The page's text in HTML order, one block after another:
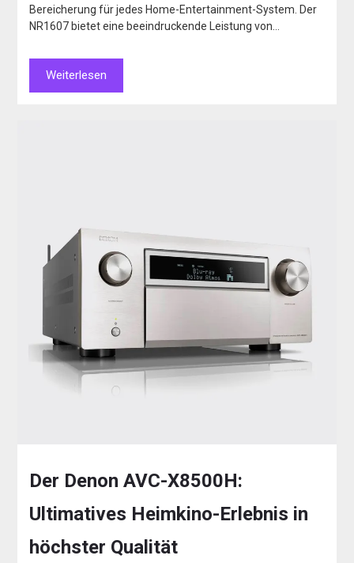
Bereicherung für jedes Home-Entertainment-System. Der
NR1607 bietet eine beeindruckende Leistung von…
Weiterlesen
Der Denon AVC-X8500H:
Ultimatives Heimkino-Erlebnis in
höchster Qualität